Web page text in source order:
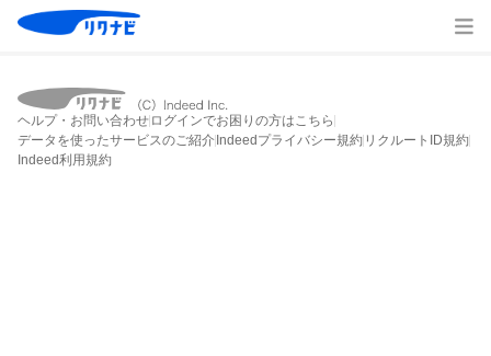
ヘルプ・お問い合わせ ログインでお困りの方はこちら
データを使ったサービスのご紹介 Indeedプライバシー規約 リクルートID規約
Indeed利用規約